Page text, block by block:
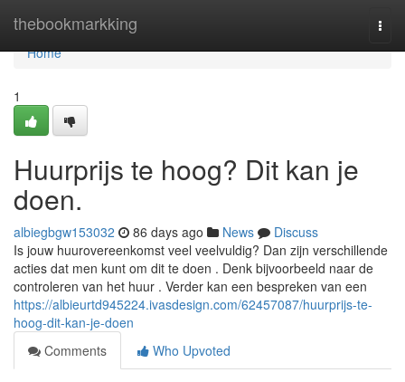
thebookmarkking
Home
Home
1
Huurprijs te hoog? Dit kan je
doen.
albiegbgw153032 86 days ago News
Discuss
Is jouw huurovereenkomst veel veelvuldig? Dan zijn verschillende
acties dat men kunt om dit te doen . Denk bijvoorbeeld naar de
controleren van het huur . Verder kan een bespreken van een
https://albieurtd945224.ivasdesign.com/62457087/huurprijs-te-
hoog-dit-kan-je-doen
Comments
Who Upvoted